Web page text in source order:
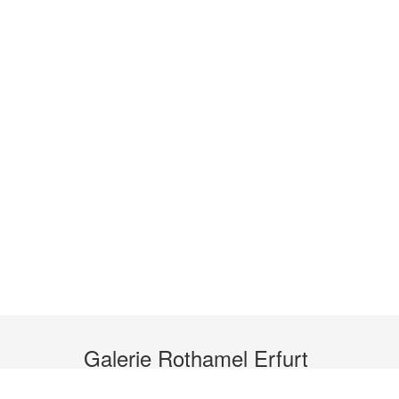
Galerie Rothamel Erfurt